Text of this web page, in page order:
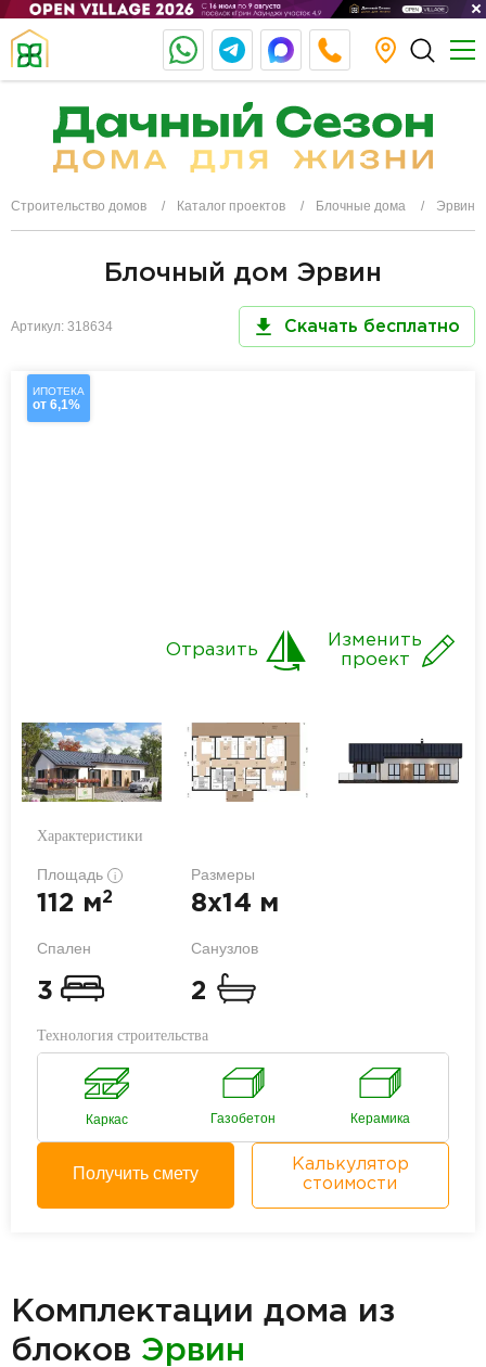
Строительство домов Каталог проектов Блочные дома Эрвин
Блочный дом Эрвин
Артикул: 318634 Скачать бесплатно
ИПОТЕКА
от 6,1%
Изменить
проект
Отразить
Характеристики
Площадь i
112 м2
Размеры
8x14 м
Спален
3
Санузлов
2
Технология строительства
Каркас Газобетон Керамика
Получить смету
Калькулятор
стоимости
Комплектации дома из
блоков Эрвин